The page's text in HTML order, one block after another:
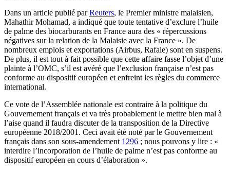
Dans un article publié parReuters, le Premier ministre malaisien,
Mahathir Mohamad, a indiqué que toute tentative d’exclure l’huile
de palme des biocarburants en France aura des « répercussions
négatives sur la relation de la Malaisie avec la France ». De
nombreux emplois et exportations (Airbus, Rafale) sont en suspens.
De plus, il est tout à fait possible que cette affaire fasse l’objet d’une
plainte à l’OMC, s’il est avéré que l’exclusion française n’est pas
conforme au dispositif européen et enfreint les règles du commerce
international.
Ce vote de l’Assemblée nationale est contraire à la politique du
Gouvernement français et va très probablement le mettre bien mal à
l’aise quand il faudra discuter de la transposition de la Directive
européenne 2018/2001. Ceci avait été noté par le Gouvernement
français dans son sous-amendement 1296 ; nous pouvons y lire : «
interdire l’incorporation de l’huile de palme n’est pas conforme au
dispositif européen en cours d’élaboration ».